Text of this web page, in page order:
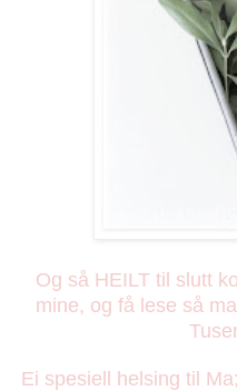
Og så HEILT til slutt
mine, og få lese så
Ei spesiell helsing til